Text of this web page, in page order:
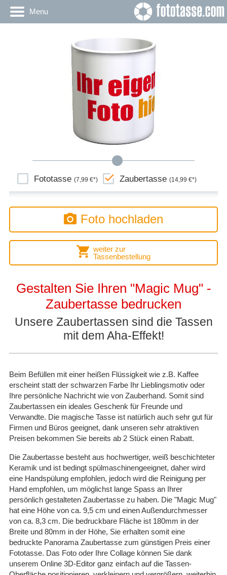
Menu
Fototasse(7,99 €*) Zaubertasse(14,99 €*)
Foto hochladen
weiter zur
Tassenbestellung
Gestalten Sie Ihren "Magic Mug" -
Zaubertasse bedrucken
Unsere Zaubertassen sind die Tassen
mit dem Aha-Effekt!
Beim Befüllen mit einer heißen Flüssigkeit wie z.B. Kaffee
erscheint statt der schwarzen Farbe Ihr Lieblingsmotiv oder
Ihre persönliche Nachricht wie von Zauberhand. Somit sind
Zaubertassen ein ideales Geschenk für Freunde und
Verwandte. Die magische Tasse ist natürlich auch sehr gut für
Firmen und Büros geeignet, dank unseren sehr atraktiven
Preisen bekommen Sie bereits ab 2 Stück einen Rabatt.
Die Zaubertasse besteht aus hochwertiger, weiß beschichteter
Keramik und ist bedingt spülmaschinengeeignet, daher wird
eine Handspülung empfohlen, jedoch wird die Reinigung per
Hand empfohlen, um möglichst lange Spass an Ihrer
persönlich gestalteten Zaubertasse zu haben. Die "Magic Mug"
hat eine Höhe von ca. 9,5 cm und einen Außendurchmesser
von ca. 8,3 cm. Die bedruckbare Fläche ist 180mm in der
Breite und 80mm in der Höhe, Sie erhalten somit eine
bedruckte Panorama Zaubertasse zum günstigen Preis einer
Fototasse. Das Foto oder Ihre Collage können Sie dank
unserem Online 3D-Editor ganz einfach auf die Tassen-